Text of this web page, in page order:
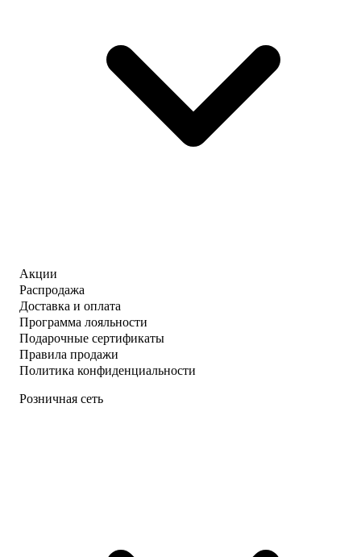
Акции
Распродажа
Доставка и оплата
Программа лояльности
Подарочные сертификаты
Правила продажи
Политика конфиденциальности
Розничная сеть